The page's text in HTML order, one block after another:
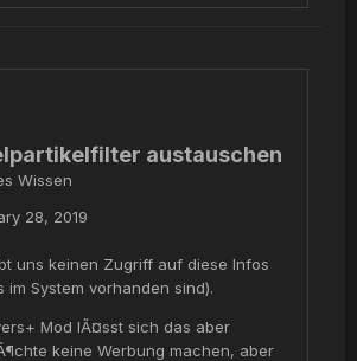
austauschen
Wissen
28, 2019
uns keinen Zugriff auf diese Infos
im System vorhanden sind).
Mod lÃ¤sst sich das aber
keine Werbung machen, aber